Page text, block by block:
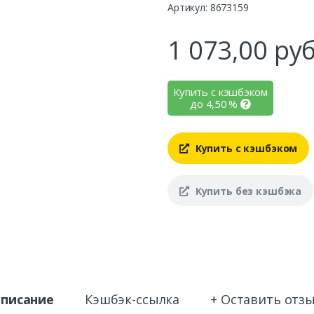
Артикул: 8673159
1 073,00
Купить с кэшбэком
до 4,50%
Купить с кэшбэком
Купить без кэшбэка
Кэшбэк-ссылка + Оставить